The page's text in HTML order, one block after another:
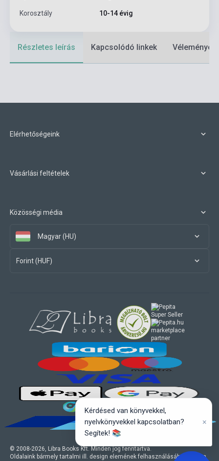
Korosztály 10-14 évig
Részletes leírás Kapcsolódó linkek Vélemények
Elérhetőségeink
Vásárlási feltételek
Közösségi média
Magyar (HU)
Forint (HUF)
© 2008-2026 , Libra Books Kft. Minden jog fenntartva.
Oldalaink bármely tartalmi ill. design elemének felhasználásához a Libra
marketplace
partner
Kérdésed van könyvekkel,
nyelvkönyvekkel kapcsolatban?
Segítek! 📚
×